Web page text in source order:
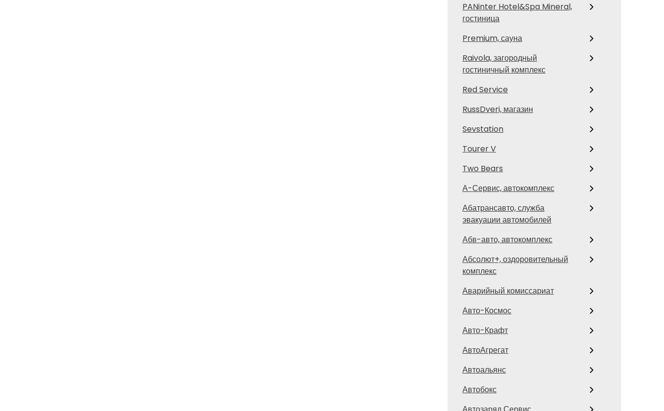
PANinter Hotel&Spa Mineral,
гостиница
Premium, сауна
Raivola, загородный
гостиничный комплекс
Red Service
RussDveri, магазин
Sevstation
Tourer V
Two Bears
А-Сервис, автокомплекс
Абатрансавто, служба
эвакуации автомобилей
Абв-авто, автокомплекс
Абсолют+, оздоровительный
комплекс
Аварийный комиссариат
Авто-Космос
Авто-Крафт
АвтоАгрегат
Автоальянс
Автобокс